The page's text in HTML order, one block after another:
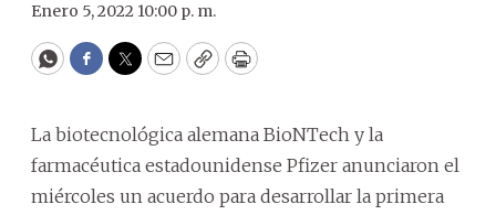
Enero 5, 2022 10:00 p. m.
WhatsApp
Facebook
Twitter
EmailCopyPrint
La biotecnológica alemana BioNTech y la
farmacéutica estadounidense Pfizer anunciaron el
miércoles un acuerdo para desarrollar la primera